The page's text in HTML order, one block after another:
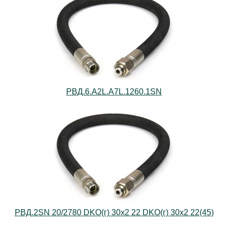
РВД.6.А2L.А7L.1260.1SN
РВД.2SN 20/2780 DKO(г) 30х2 22 DKO(г) 30х2 22(45)